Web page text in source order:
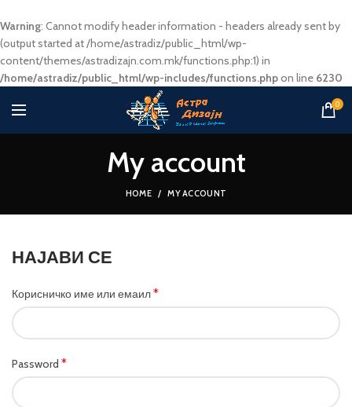
Warning: Cannot modify header information - headers already sent by
(output started at /home/astradiz/public_html/wp-
content/themes/astradizajn.com.mk/functions.php:1) in
/home/astradiz/public_html/wp-includes/functions.phpon line 6230
0
My account
HOME MY ACCOUNT
НАЈАВИ СЕ
Корисничко име или емаил*
Password *